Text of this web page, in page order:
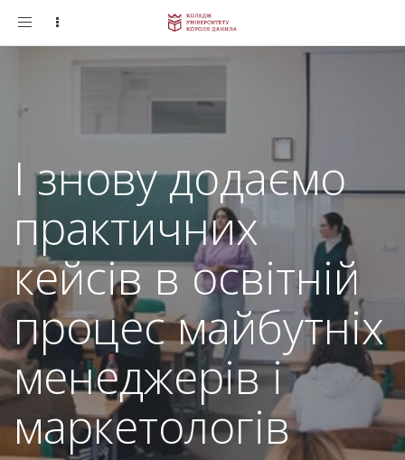
Toggle
І знову додаємо
практичних
кейсів в освітній
процес майбутніх
менеджерів і
маркетологів